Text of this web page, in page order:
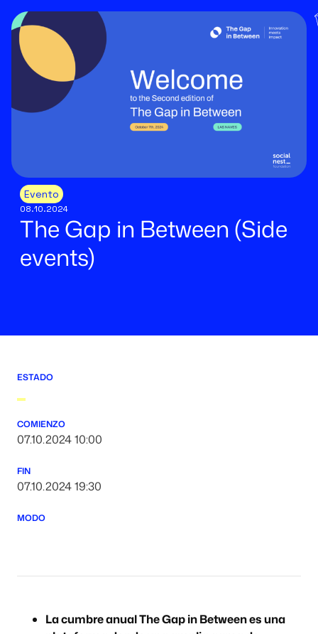
Evento
08.10.2024
The Gap in Between (Side
events)
ESTADO
COMIENZO
07.10.2024 10:00
FIN
07.10.2024 19:30
MODO
La cumbre anual The Gap in Between es una